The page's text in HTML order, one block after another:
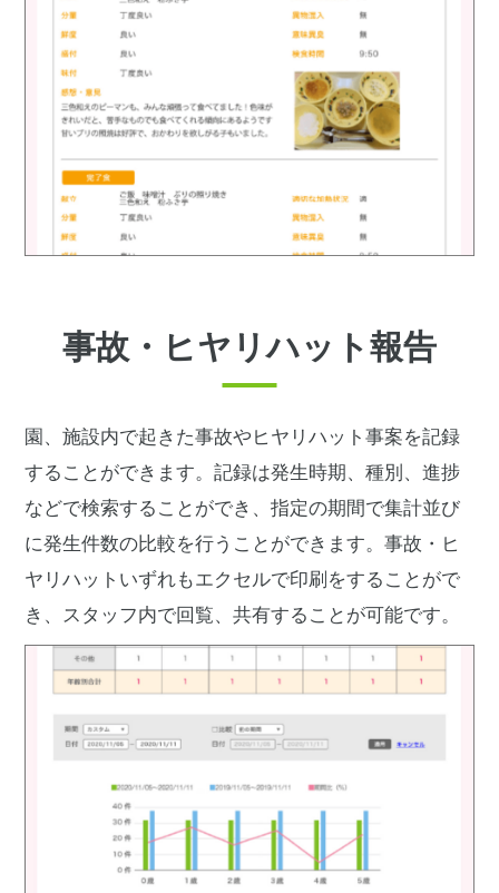
事故・ヒヤリハット報告
園、施設内で起きた事故やヒヤリハット事案を記録
することができます。記録は発生時期、種別、進捗
などで検索することができ、指定の期間で集計並び
に発生件数の比較を行うことができます。事故・ヒ
ヤリハットいずれもエクセルで印刷をすることがで
き、スタッフ内で回覧、共有することが可能です。